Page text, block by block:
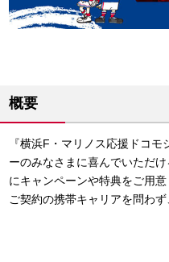
概要
『横浜F・マリノス応援ドコ
ーのみなさまに喜んでいただ
にキャンペーンや特典をご用意
ご契約の携帯キャリアを問わ